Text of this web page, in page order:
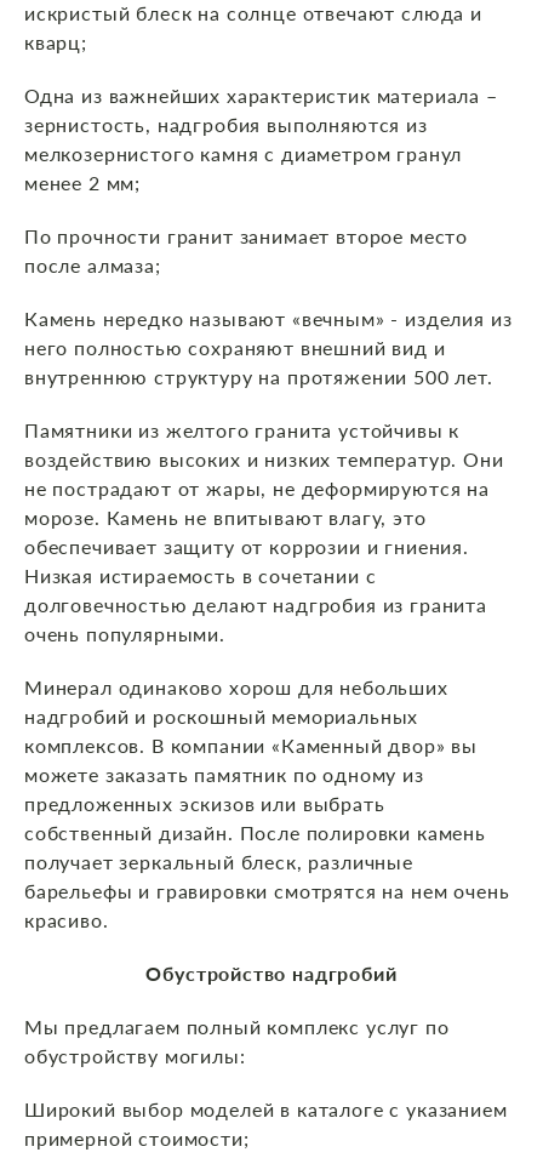
искристый блеск на солнце отвечают слюда и
кварц;
Одна из важнейших характеристик материала –
зернистость, надгробия выполняются из
мелкозернистого камня с диаметром гранул
менее 2 мм;
По прочности гранит занимает второе место
после алмаза;
Камень нередко называют «вечным» - изделия из
него полностью сохраняют внешний вид и
внутреннюю структуру на протяжении 500 лет.
Памятники из желтого гранита устойчивы к
воздействию высоких и низких температур. Они
не пострадают от жары, не деформируются на
морозе. Камень не впитывают влагу, это
обеспечивает защиту от коррозии и гниения.
Низкая истираемость в сочетании с
долговечностью делают надгробия из гранита
очень популярными.
Минерал одинаково хорош для небольших
надгробий и роскошный мемориальных
комплексов. В компании «Каменный двор» вы
можете заказать памятник по одному из
предложенных эскизов или выбрать
собственный дизайн. После полировки камень
получает зеркальный блеск, различные
барельефы и гравировки смотрятся на нем очень
красиво.
Обустройство надгробий
Мы предлагаем полный комплекс услуг по
обустройству могилы:
Широкий выбор моделей в каталоге с указанием
примерной стоимости;